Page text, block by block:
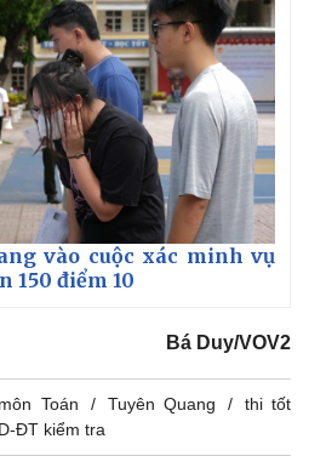
vào cuộc xác minh vụ
150 điểm 10
Bá Duy/VOV2
Toán Tuyên Quang
thi tốt
ĐT kiểm tra